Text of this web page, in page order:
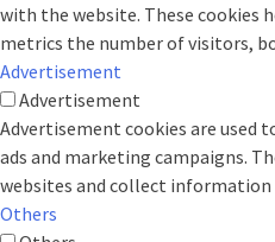
with the website. These cookies
metrics the number of visitors,
Advertisement
Advertisement
Advertisement cookies are used
ads and marketing campaigns.
websites and collect information
Others